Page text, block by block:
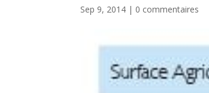
Sep 9, 2014 | 0 commentaires